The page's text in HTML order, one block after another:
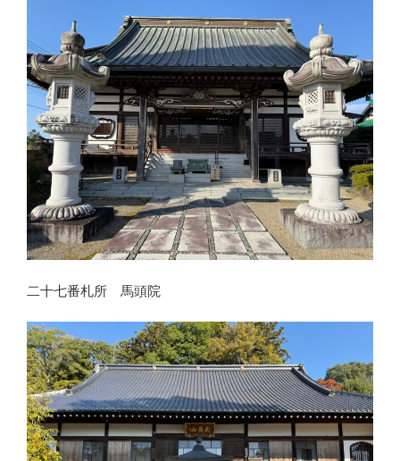
二十七番札所 馬頭院